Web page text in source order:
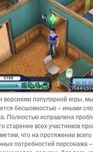
популярной игры,
бесшовностью – иными
Полностью исправлена
старение всех участников
что на протяжении
потребностей